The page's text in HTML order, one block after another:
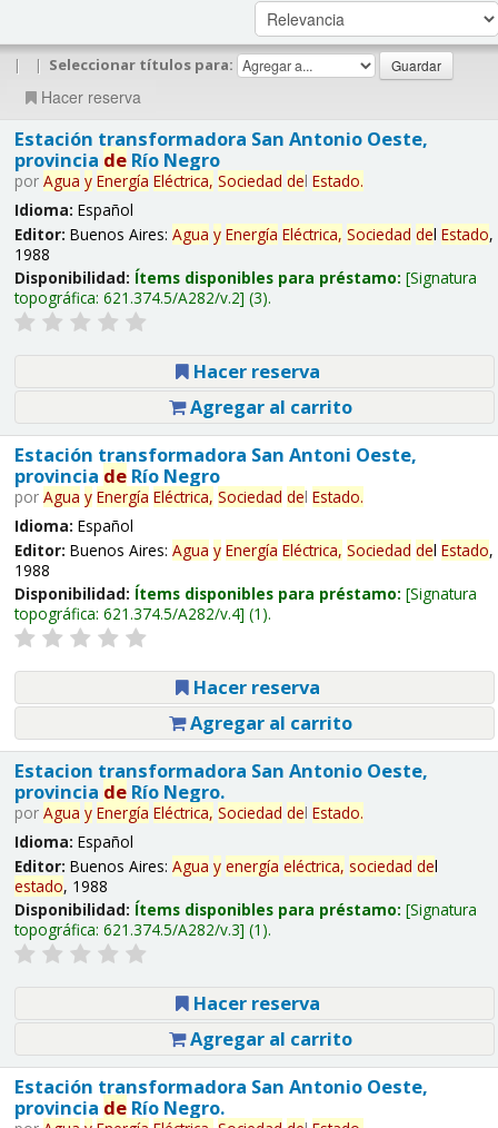
| | Seleccionar títulos para:
Hacer reserva
Estación transformadora San Antonio Oeste,
provincia deRío Negro
por Agua y Energía Eléctrica, Sociedad del Estado.
Idioma: Español
Editor: Buenos Aires: Agua y Energía Eléctrica, Sociedad del Estado,
1988
Disponibilidad: Ítems disponibles para préstamo: Signatura
topográfica: 621.374.5/A282/v.2 (3).
Hacer reserva
Agregar al carrito
Estación transformadora San Antoni Oeste,
provincia deRío Negro
por Agua y Energía Eléctrica, Sociedad del Estado.
Idioma: Español
Editor: Buenos Aires: Agua y Energía Eléctrica, Sociedad del Estado,
1988
Disponibilidad: Ítems disponibles para préstamo: Signatura
topográfica: 621.374.5/A282/v.4 (1).
Hacer reserva
Agregar al carrito
Estacion transformadora San Antonio Oeste,
provincia deRío Negro.
por Agua y Energía Eléctrica, Sociedad del Estado.
Idioma: Español
Editor: Buenos Aires: Agua y energía eléctrica, sociedad del
estado, 1988
Disponibilidad: Ítems disponibles para préstamo: Signatura
topográfica: 621.374.5/A282/v.3 (1).
Hacer reserva
Agregar al carrito
Estación transformadora San Antonio Oeste,
provincia deRío Negro.